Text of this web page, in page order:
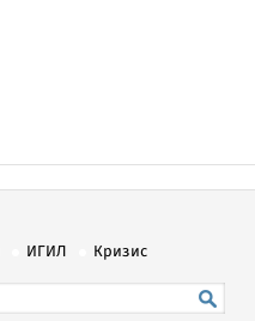
ИГИЛ Кризис